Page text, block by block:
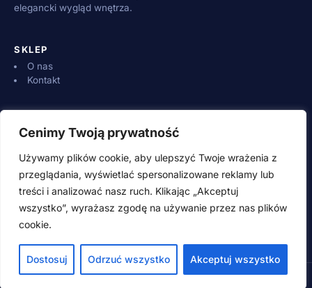
Cenimy Twoją prywatność
Używamy plików cookie, aby ulepszyć Twoje wrażenia z
przeglądania, wyświetlać spersonalizowane reklamy lub
treści i analizować nasz ruch. Klikając „Akceptuj
wszystko”, wyrażasz zgodę na używanie przez nas plików
cookie.
Dostosuj Odrzuć wszystko Akceptuj wszystko
elegancki wygląd wnętrza.
SKLEP
O nas
Kontakt
Dostawa i płatności
Zwroty i reklamacje
Regulamin
KONTAKT
500 600 700 (pn–pt 8:00–16:00)